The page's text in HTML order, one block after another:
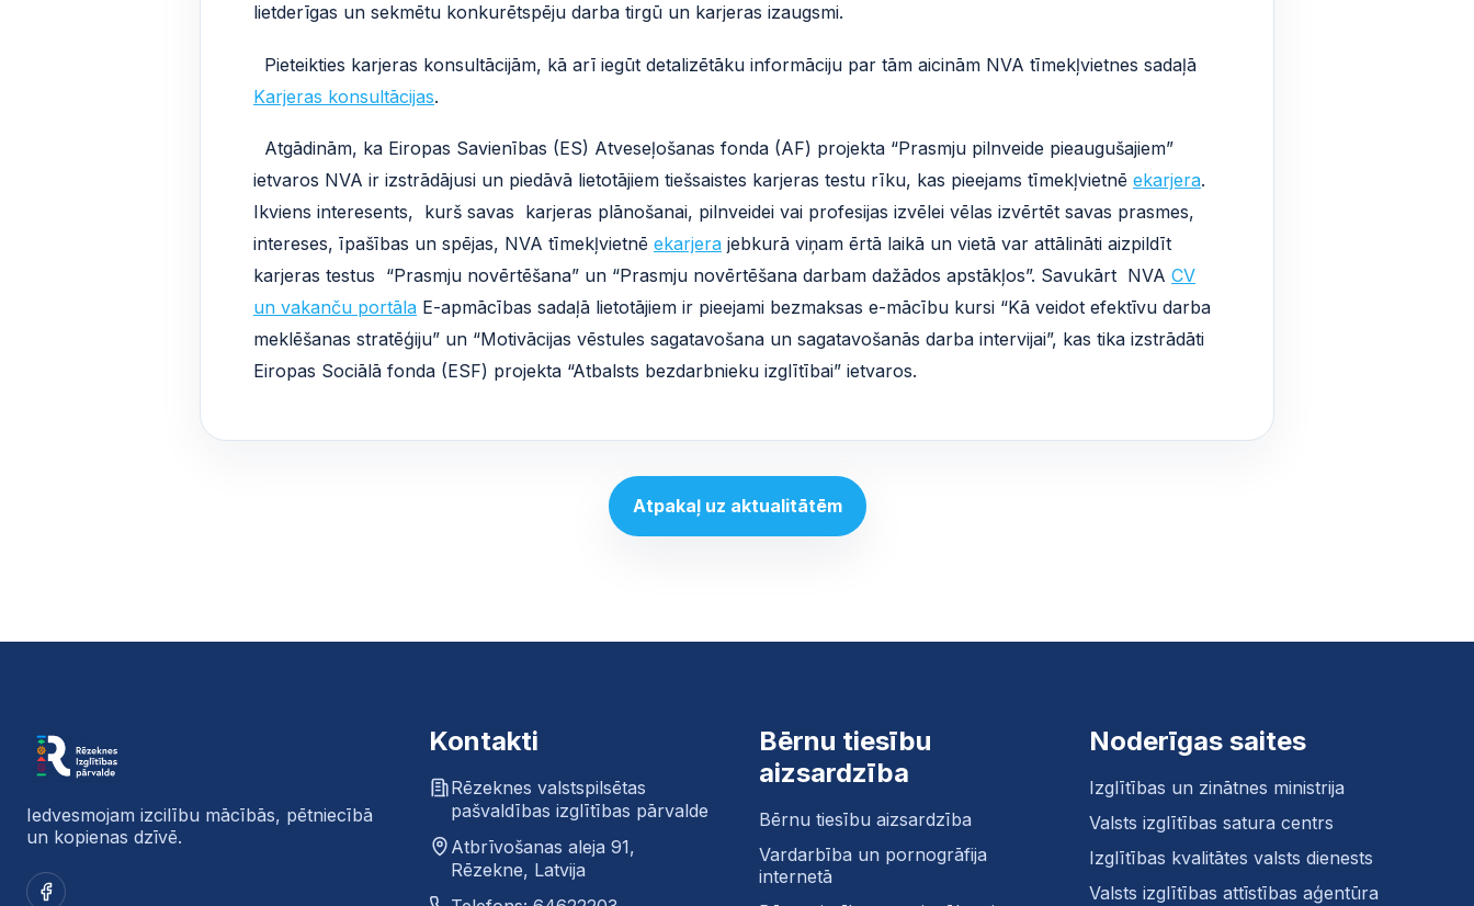
lietderīgas un sekmētu konkurētspēju darba tirgū un karjeras izaugsmi.
Pieteikties karjeras konsultācijām, kā arī iegūt detalizētāku informāciju par tām aicinām NVA tīmekļvietnes sadaļā
Karjeras konsultācijas.
Atgādinām, ka Eiropas Savienības (ES) Atveseļošanas fonda (AF) projekta “Prasmju pilnveide pieaugušajiem”
ietvaros NVA ir izstrādājusi un piedāvā lietotājiem tiešsaistes karjeras testu rīku, kas pieejams tīmekļvietnē ekarjera.
Ikviens interesents, kurš savas karjeras plānošanai, pilnveidei vai profesijas izvēlei vēlas izvērtēt savas prasmes,
intereses, īpašības un spējas, NVA tīmekļvietnē ekarjera jebkurā viņam ērtā laikā un vietā var attālināti aizpildīt
karjeras testus “Prasmju novērtēšana” un “Prasmju novērtēšana darbam dažādos apstākļos”. Savukārt NVA CV
un vakanču portāla E-apmācības sadaļā lietotājiem ir pieejami bezmaksas e-mācību kursi “Kā veidot efektīvu darba
meklēšanas stratēģiju” un “Motivācijas vēstules sagatavošana un sagatavošanās darba intervijai”, kas tika izstrādāti
Eiropas Sociālā fonda (ESF) projekta “Atbalsts bezdarbnieku izglītībai” ietvaros.
Atpakaļ uz aktualitātēm
Iedvesmojam izcilību mācībās, pētniecībā
un kopienas dzīvē.
Facebook
Kontakti
Rēzeknes valstspilsētas
pašvaldības izglītības pārvalde
Atbrīvošanas aleja 91,
Rēzekne, Latvija
Bērnu tiesību
aizsardzība
Bērnu tiesību aizsardzība
Vardarbība un pornogrāfija
internetā
Noderīgas saites
Izglītības un zinātnes ministrija
Valsts izglītības satura centrs
Izglītības kvalitātes valsts dienests
Valsts izglītības attīstības aģentūra